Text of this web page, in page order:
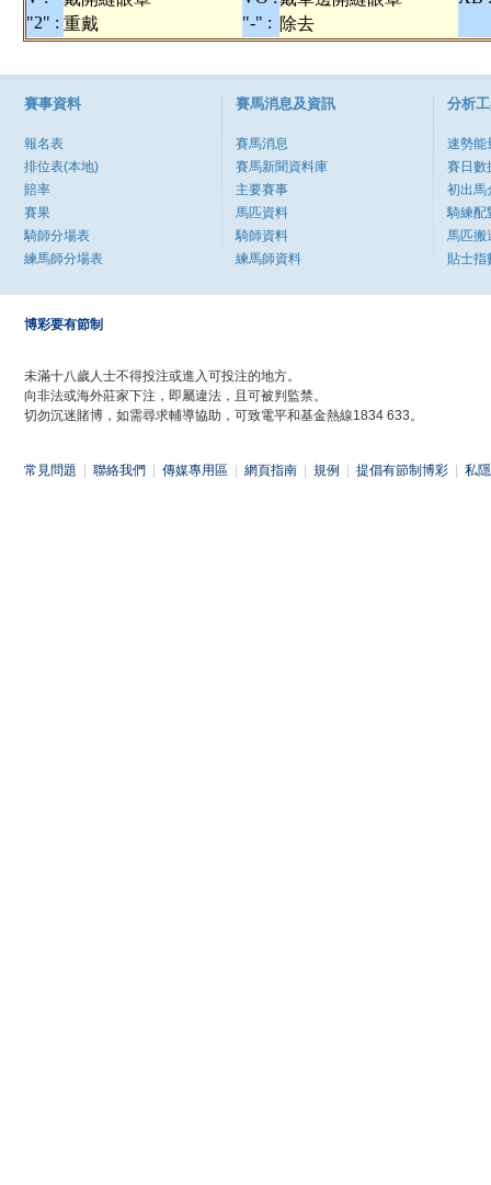
"2" : 重戴 "-" : 除去
賽事資料
報名表
排位表(本地)
賠率
賽果
騎師分場表
練馬師分場表
賽馬消息及資訊
賽馬消息
賽馬新聞資料庫
主要賽事
馬匹資料
騎師資料
練馬師資料
分析
速勢能
賽日數
初出馬
騎練配
馬匹搬
貼士指
博彩要有節制
未滿十八歲人士不得投注或進入可投注的地方。
向非法或海外莊家下注，即屬違法，且可被判監禁。
切勿沉迷賭博，如需尋求輔導協助，可致電平和基金熱線1834 633。
常見問題 聯絡我們 傳媒專用區 網頁指南 規例 提倡有節制博彩 私